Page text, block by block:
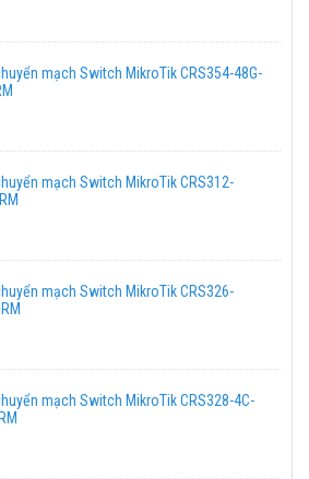
mạch Switch MikroTik CRS354-48G-
mạch Switch MikroTik CRS312-
mạch Switch MikroTik CRS326-
mạch Switch MikroTik CRS328-4C-